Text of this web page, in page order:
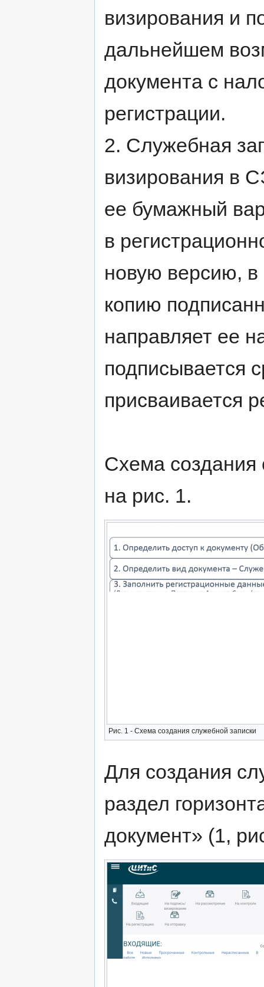
визирования и
дальнейшем
документа с
регистрации.
2. Служебная
визирования в
ее бумажный
в
новую версию, в
копию
направляет ее
подписывается
присваивается
Схема создания
на рис. 1.
Рис. 1 - Схема создания служебной записки
Для создания
раздел
документ» (1,